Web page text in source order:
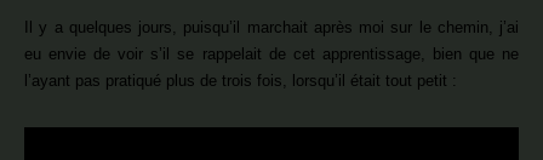
Il y a quelques jours, puisqu’il marchait après moi sur le chemin, j’ai
eu envie de voir s’il se rappelait de cet apprentissage, bien que ne
l’ayant pas pratiqué plus de trois fois, lorsqu’il était tout petit :